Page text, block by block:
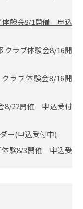
体験会8/1開催 申込
クラブ体験会8/16開
ラブ体験会8/16開
8/22開催 申込受付
ー(申込受付中)
体験8/3開催 申込受